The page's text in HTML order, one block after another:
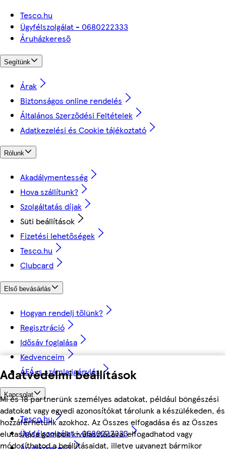
Adatvédelmi beállítások
Mi és 18 partnerünk személyes adatokat, például böngészési
adatokat vagy egyedi azonosítókat tárolunk a készülékeden, és
hozzáférhetünk azokhoz. Az Összes elfogadása és az Összes
elutasítása gombok kiválasztásával elfogadhatod vagy
módosíthatod a beállításaidat, illetve ugyanezt bármikor
Tesco.hu
Ügyfélszolgálat - 0680222333
Áruházkereső
Segítünk
Árak
Biztonságos online rendelés
Általános Szerződési Feltételek
Adatkezelési és Cookie tájékoztató
Rólunk
Akadálymentesség
Hova szállítunk?
Szolgáltatás díjak
Süti beállítások
Fizetési lehetőségek
Tesco.hu
Clubcard
Első bevásárlás
Hogyan rendelj tőlünk?
Regisztráció
Idősáv foglalása
Kedvenceim
ÁFÁ-s számla igénylés
Kapcsolat
Tesco.hu
Ügyfélszolgálat - 0680222333